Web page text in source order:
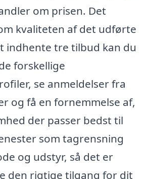
om prisen. Det
kvaliteten af det udførte
indhente tre tilbud kan du
forskellige
se anmeldelser fra
og få en fornemmelse af,
der passer bedst til
som tagrensning
og udstyr, så det er
den rigtige tilgang for dit